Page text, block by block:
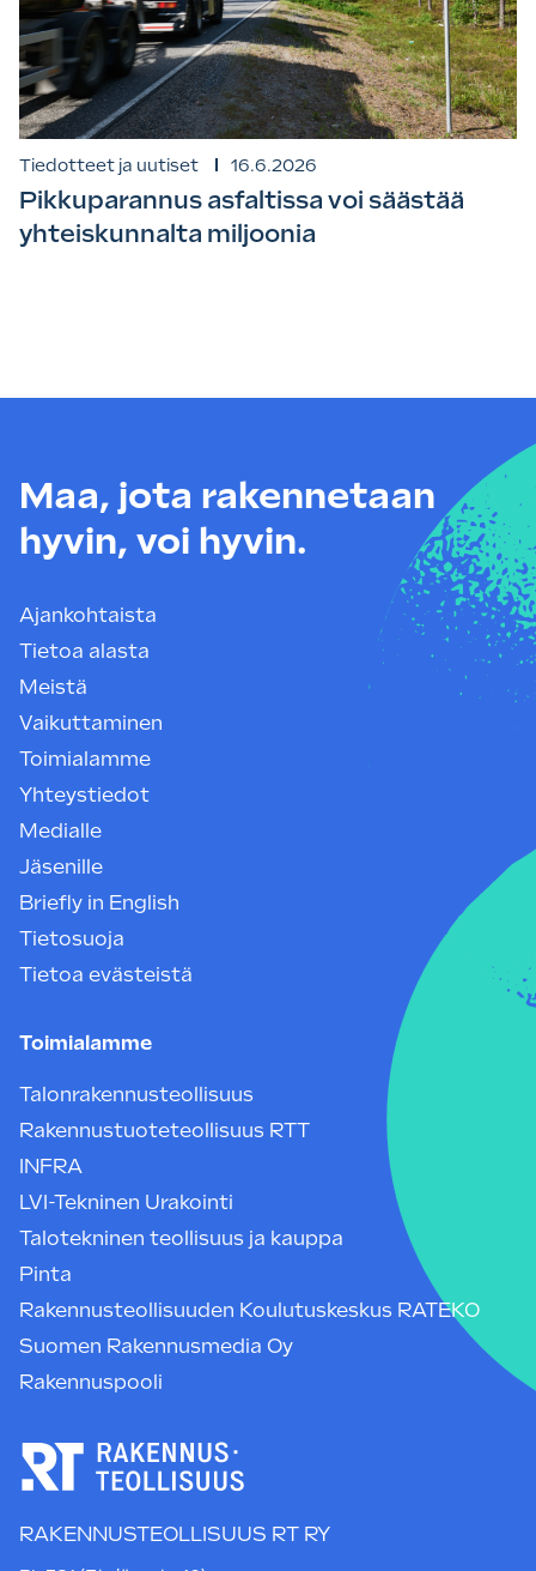
Tiedotteet ja uutiset 16.6.2026
Pikkuparannus asfaltissa voi säästää
yhteiskunnalta miljoonia
Maa, jota rakennetaan
hyvin, voi hyvin.
Ajankohtaista
Tietoa alasta
Meistä
Vaikuttaminen
Toimialamme
Yhteystiedot
Medialle
Jäsenille
Briefly in English
Tietosuoja
Tietoa evästeistä
Toimialamme
Talonrakennusteollisuus
Rakennustuoteteollisuus RTT
INFRA
LVI-Tekninen Urakointi
Talotekninen teollisuus ja kauppa
Pinta
Rakennusteollisuuden Koulutuskeskus RATEKO
Suomen Rakennusmedia Oy
Rakennuspooli
RAKENNUSTEOLLISUUS RT RY